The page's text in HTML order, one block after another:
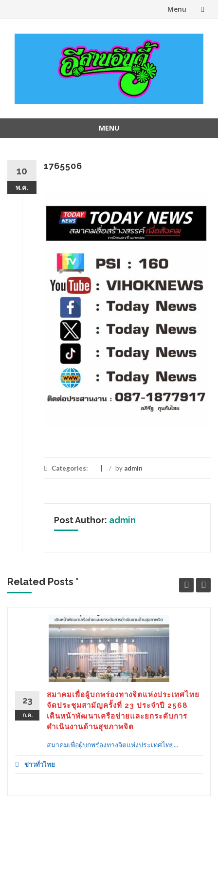
Menu
MENU
10
พ.ค.
1765506
Categories: / by admin
Post Author: admin
Related Posts '
23
ก.ค.
สมาคมเพื่อผู้บกพร่องทางจิตแห่งประเทศไทย
จัดประชุมสามัญครั้งที่ 23 ประจำปี 2568
เดินหน้าพัฒนาเครือข่ายและยกระดับการ
ดำเนินงานด้านสุขภาพจิต
สมาคมเพื่อผู้บกพร่องทางจิตแห่งประเทศไทย...
ข่าวทั่วไทย